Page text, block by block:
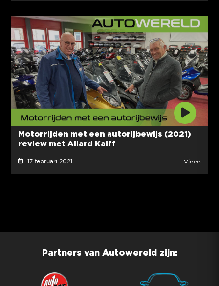
Motorrijden met een autorijbewijs (2021)
review met Allard Kalff
17 februari 2021 Video
Partners van Autowereld zijn: